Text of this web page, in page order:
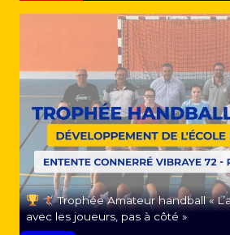
Trophée Amateur handball «
avec les joueurs, pas à côté »